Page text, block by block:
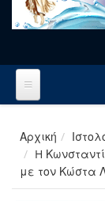
Αρχική
H
με τον Κώστα